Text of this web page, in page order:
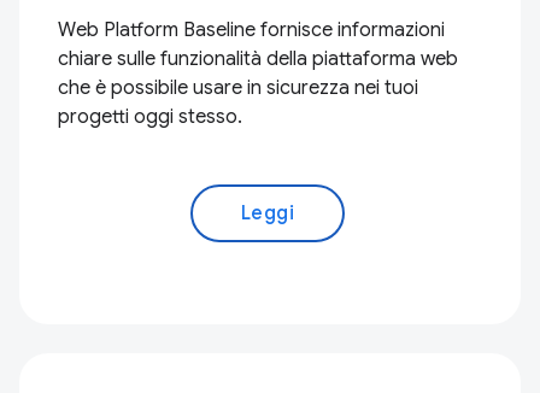
Web Platform Baseline fornisce informazioni
chiare sulle funzionalità della piattaforma web
che è possibile usare in sicurezza nei tuoi
progetti oggi stesso.
Leggi